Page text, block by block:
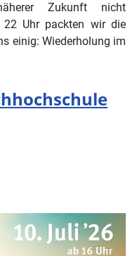
Zukunft nicht
22 Uhr packten wir die
einig: Wiederholung im